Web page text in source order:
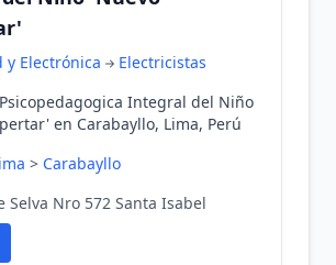
y Electrónica
Electricistas
Integral del Niño
en Carabayllo, Lima, Perú
> Carabayllo
Selva Nro 572 Santa Isabel